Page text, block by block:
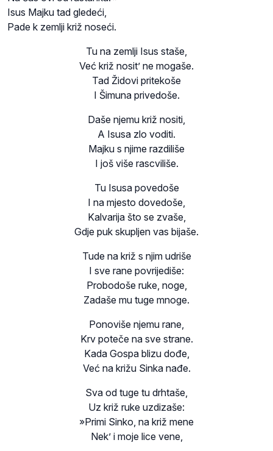
Isus Majku tad gledeći,
Pade k zemlji križ noseći.
Tu na zemlji Isus staše,
Već križ nosit’ ne mogaše.
Tad Židovi pritekoše
I Šimuna privedoše.
Daše njemu križ nositi,
A Isusa zlo voditi.
Majku s njime razdiliše
I još više rascviliše.
Tu Isusa povedoše
I na mjesto dovedoše,
Kalvarija što se zvaše,
Gdje puk skupljen vas bijaše.
Tude na križ s njim udriše
I sve rane povrijediše:
Probodoše ruke, noge,
Zadaše mu tuge mnoge.
Ponoviše njemu rane,
Krv poteče na sve strane.
Kada Gospa blizu dođe,
Već na križu Sinka nađe.
Sva od tuge tu drhtaše,
Uz križ ruke uzdizaše:
»Primi Sinko, na križ mene
Nek’ i moje lice vene,